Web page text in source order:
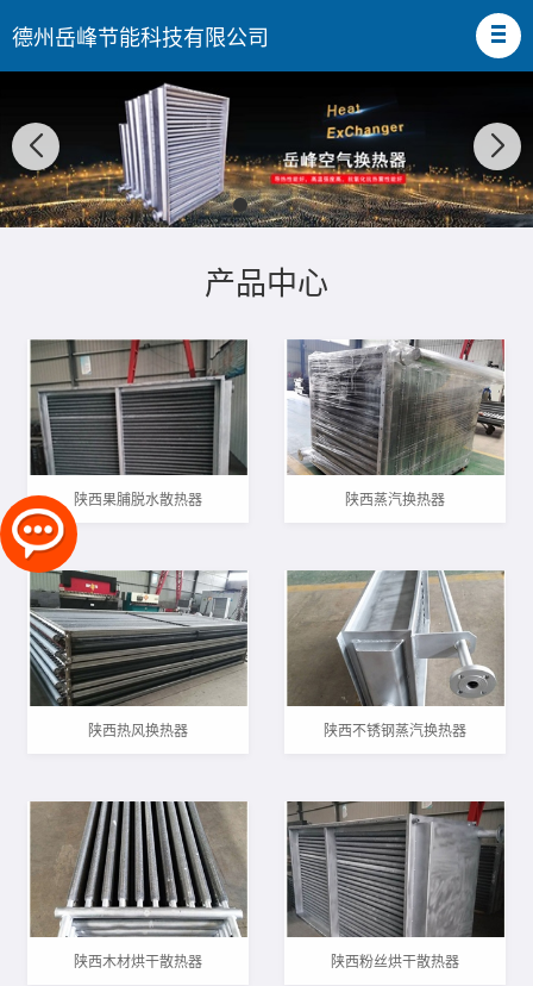
德州岳峰节能科技有限公司
产品中心
陕西果脯脱水散热器 陕西蒸汽换热器
陕西热风换热器 陕西不锈钢蒸汽换热器
陕西木材烘干散热器 陕西粉丝烘干散热器